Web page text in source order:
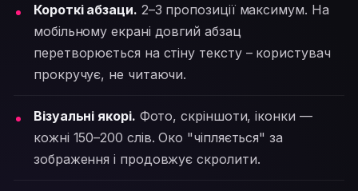
Короткі абзаци. 2–3 пропозиції максимум. На
мобільному екрані довгий абзац
перетворюється на стіну тексту – користувач
прокручує, не читаючи.
Візуальні якорі. Фото, скріншоти, іконки —
кожні 150–200 слів. Око "чіпляється" за
зображення і продовжує скролити.